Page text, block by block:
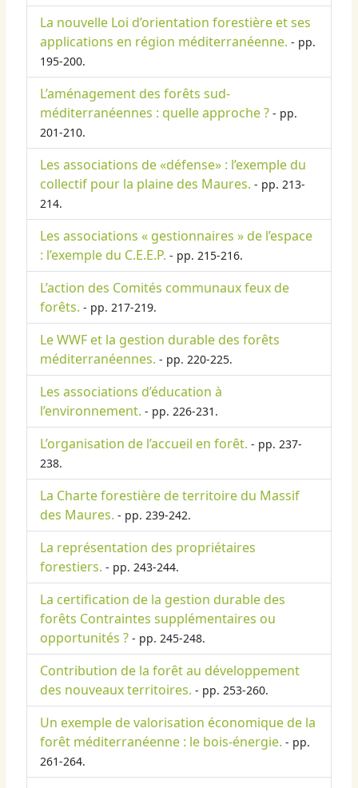
La nouvelle Loi d’orientation forestière et ses
applications en région méditerranéenne. - pp.
195-200.
L’aménagement des forêts sud-
méditerranéennes : quelle approche ? - pp.
201-210.
Les associations de «défense» : l’exemple du
collectif pour la plaine des Maures. - pp. 213-
214.
Les associations « gestionnaires » de l’espace
: l’exemple du C.E.E.P. - pp. 215-216.
L’action des Comités communaux feux de
forêts. - pp. 217-219.
Le WWF et la gestion durable des forêts
méditerranéennes. - pp. 220-225.
Les associations d’éducation à
l’environnement. - pp. 226-231.
L’organisation de l’accueil en forêt. - pp. 237-
238.
La Charte forestière de territoire du Massif
des Maures. - pp. 239-242.
La représentation des propriétaires
forestiers. - pp. 243-244.
La certification de la gestion durable des
forêts Contraintes supplémentaires ou
opportunités ? - pp. 245-248.
Contribution de la forêt au développement
des nouveaux territoires. - pp. 253-260.
Un exemple de valorisation économique de la
forêt méditerranéenne : le bois-énergie. - pp.
261-264.